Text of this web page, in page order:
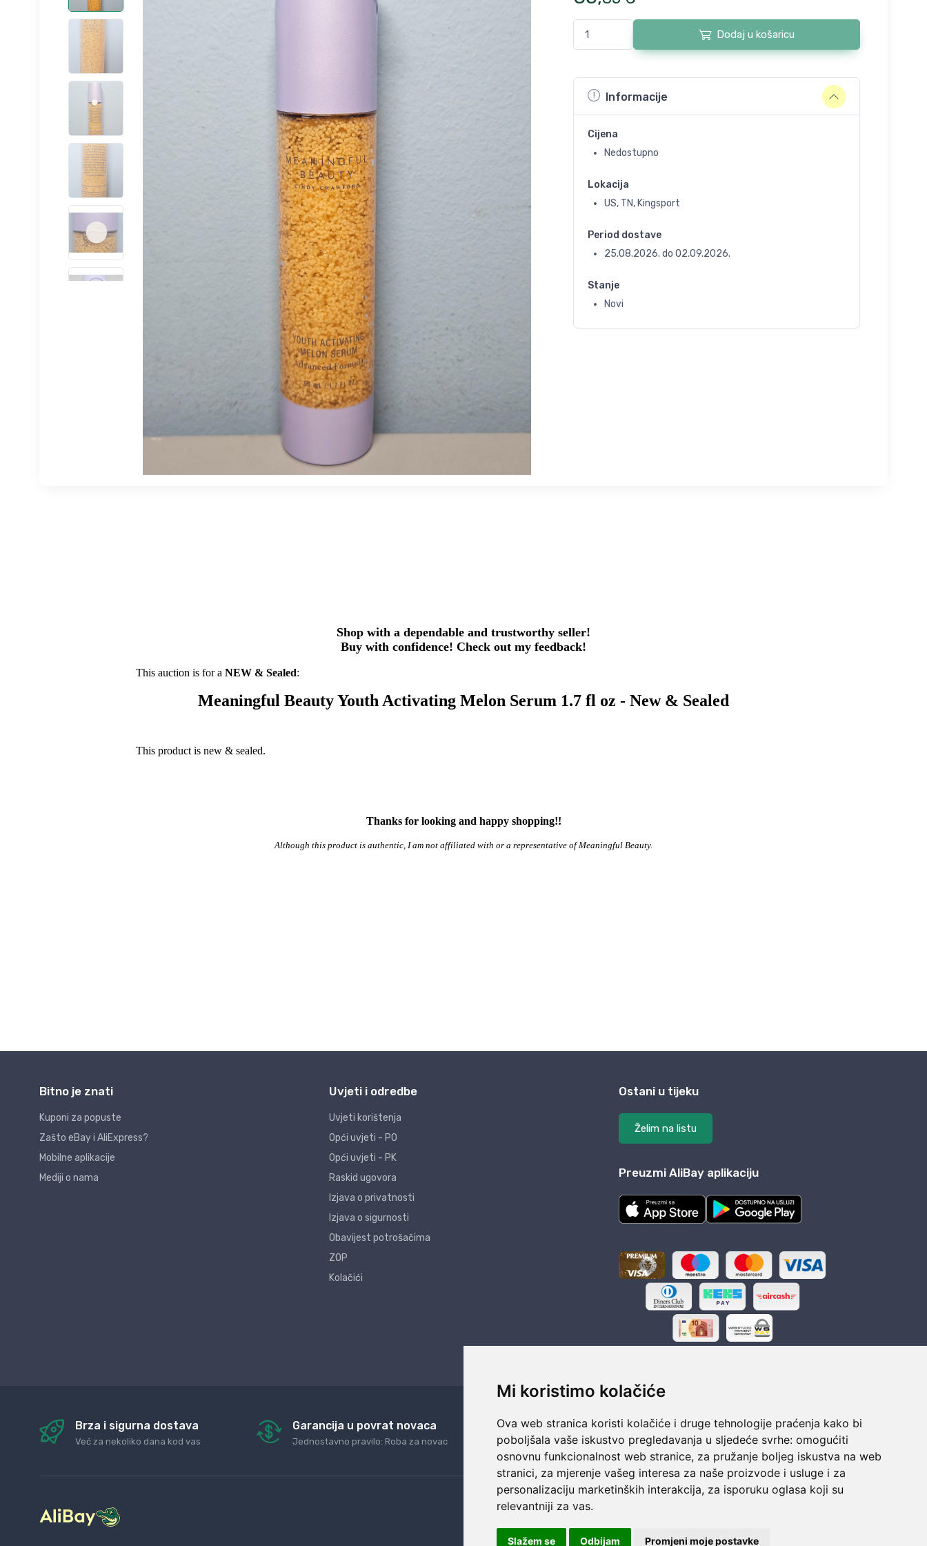
Mi koristimo kolačiće
Ova web stranica koristi kolačiće i druge tehnologije praćenja kako bi
poboljšala vaše iskustvo pregledavanja u sljedeće svrhe: omogućiti
osnovnu funkcionalnost web stranice, za pružanje boljeg iskustva na web
stranici, za mjerenje vašeg interesa za naše proizvode i usluge i za
personalizaciju marketinških interakcija, za isporuku oglasa koji su
relevantniji za vas.
Slažem se Odbijam Promjeni moje postavke
Dodaj u košaricu
Informacije
Cijena
Nedostupno
Lokacija
US, TN, Kingsport
Period dostave
25.08.2026. do 02.09.2026.
Stanje
Novi
Bitno je znati
Kuponi za popuste
Zašto eBay i AliExpress?
Mobilne aplikacije
Mediji o nama
Uvjeti i odredbe
Uvjeti korištenja
Opći uvjeti - PO
Opći uvjeti - PK
Raskid ugovora
Izjava o privatnosti
Izjava o sigurnosti
Obavijest potrošačima
ZOP
Kolačići
Ostani u tijeku
Želim na listu
Preuzmi AliBay aplikaciju
Brza i sigurna dostava
Već za nekoliko dana kod vas
Garancija u povrat novaca
Jednostavno pravilo: Roba za novac
24/7 odlična podrška
Naši agenti uvijek na raspolaganju
Sigurno obročno plaćanje
Do 24 rata bez kamata